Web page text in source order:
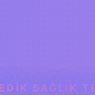
SAĞLIK